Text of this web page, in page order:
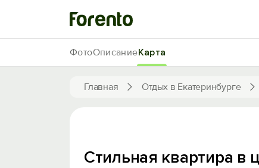
Главная Отдых в Екатеринбурге
ФотоОписаниеКарта
Стильная квартира в